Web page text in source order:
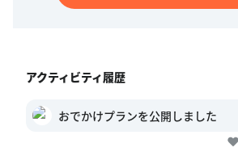
アクティビティ履歴
おでかけプランを公開しました